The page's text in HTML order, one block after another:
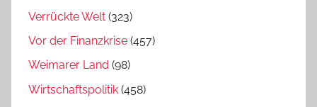
Verrückte Welt (323)
Vor der Finanzkrise (457)
Weimarer Land (98)
Wirtschaftspolitik (458)